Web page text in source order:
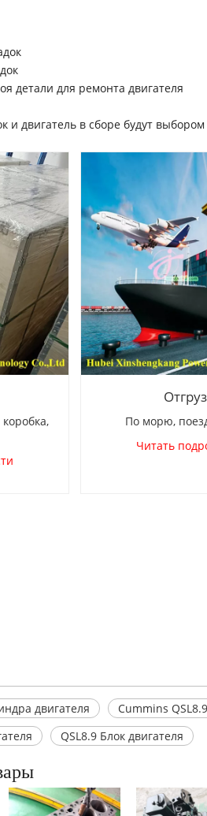
детали для ремонта двигателя
и двигатель в сборе будут
По морю,
Читать
двигателя Cummins
QSL8.9 Блок двигателя